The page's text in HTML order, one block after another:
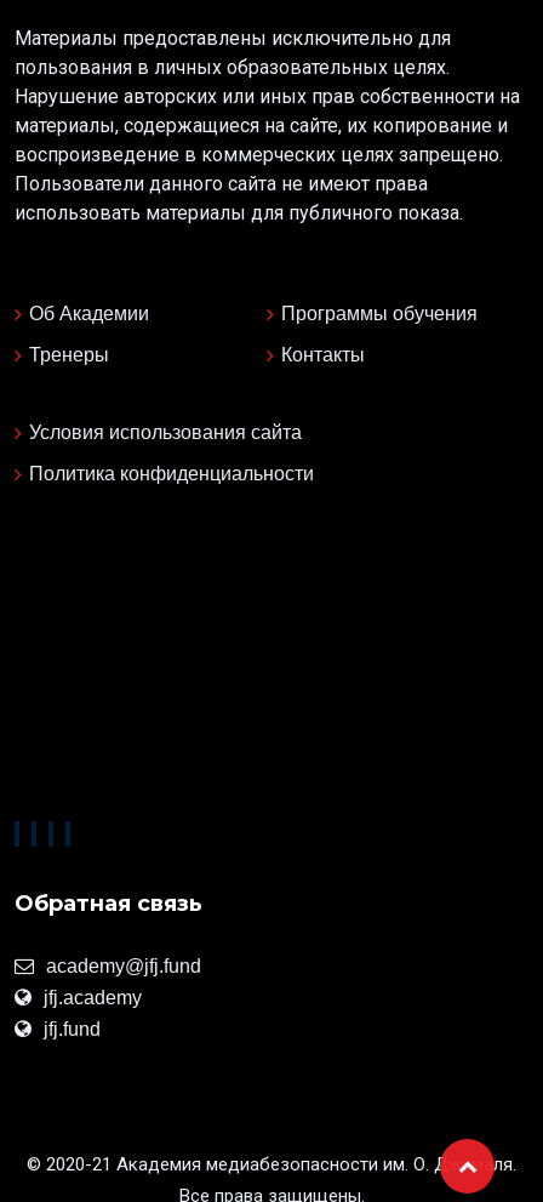
Материалы предоставлены исключительно для
пользования в личных образовательных целях.
Нарушение авторских или иных прав собственности на
материалы, содержащиеся на сайте, их копирование и
воспроизведение в коммерческих целях запрещено.
Пользователи данного сайта не имеют права
использовать материалы для публичного показа.
Об Академии
Программы обучения
Тренеры
Контакты
Условия использования сайта
Политика конфиденциальности
Обратная связь
academy@jfj.fund
jfj.academy
jfj.fund
© 2020-21 Академия медиабезопасности им. О. Джемаля.
Все права защищены.